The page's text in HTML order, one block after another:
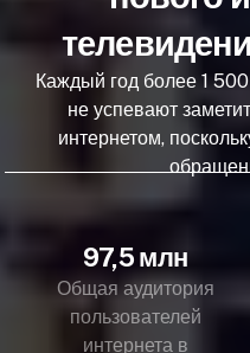
Каждый год более 1
не успевают
интернетом,
97,5 млн
Общая аудитория
пользователей
интернета в